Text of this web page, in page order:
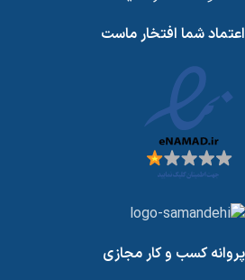
اعتماد شما افتخار ماست
پروانه کسب و کار مجازی